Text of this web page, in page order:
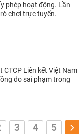
phép hoạt động. Lần
chơi trực tuyến.
Liên kết Việt Nam
do sai phạm trong
3 4 5